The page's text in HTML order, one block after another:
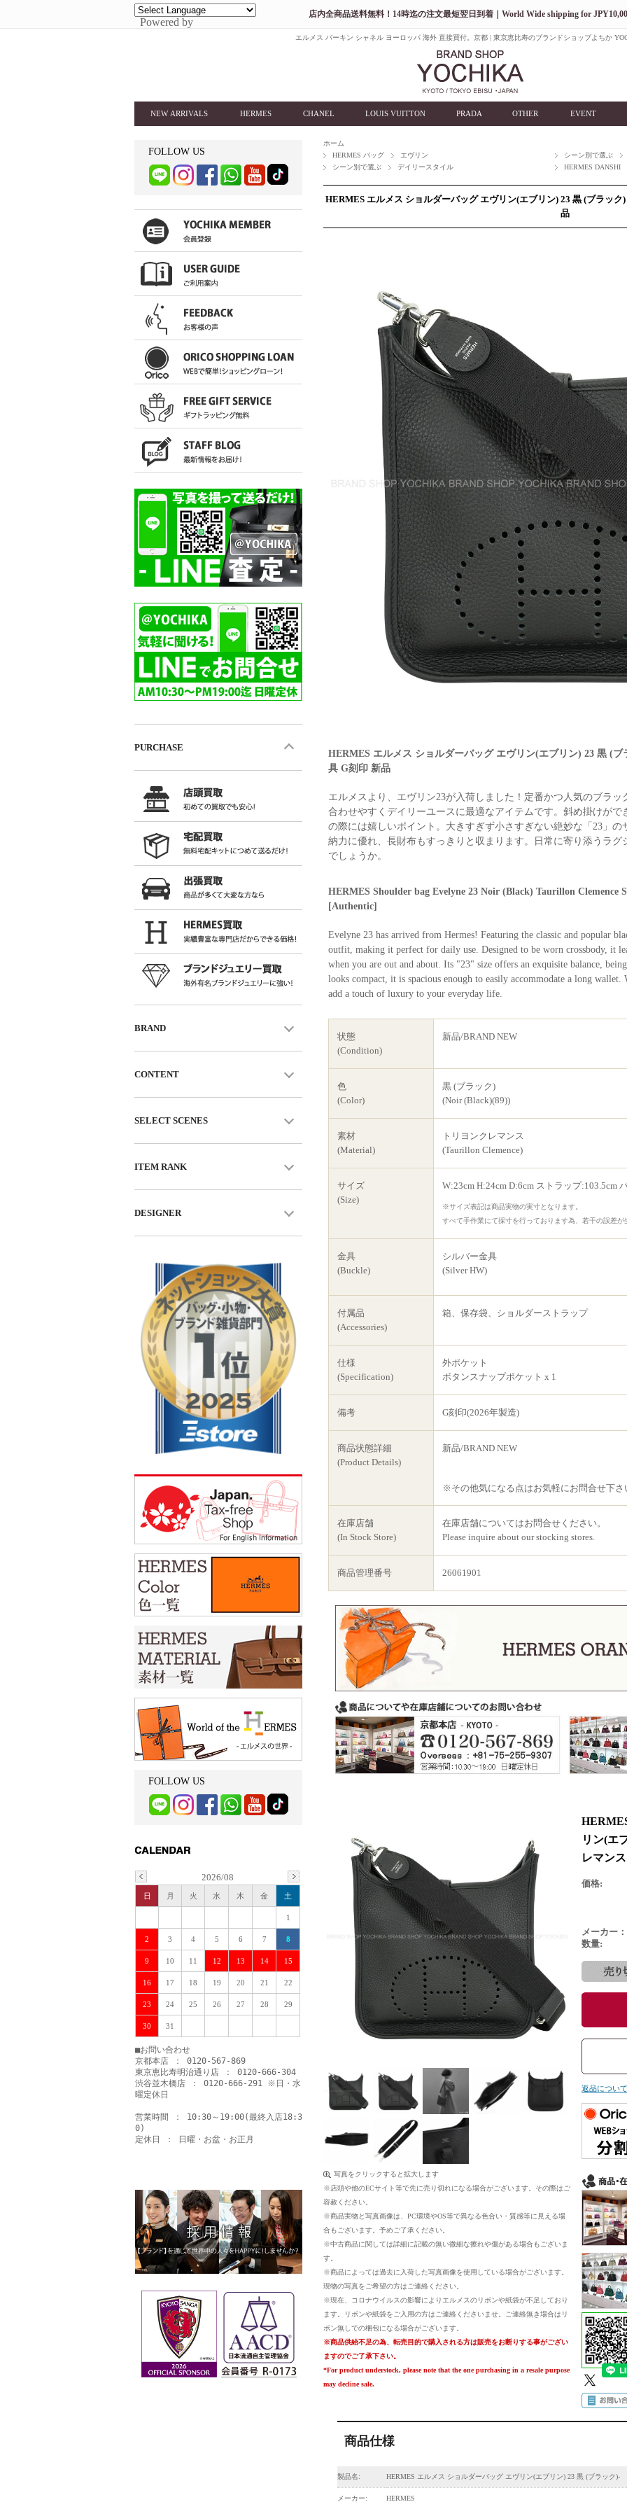
Powered by
店内全商品送料無料！14時迄の注文最短翌日到着｜World Wide shipping for
エルメス バーキン シャネル ヨーロッパ 海外 直接買付。京都 | 東京恵比寿のブランドショップよちか
NEW ARRIVALS HERMES CHANEL LOUIS VUITTON PRADA OTHER EVENT
ホーム
HERMES バッグ
エヴリン
シーン別で選ぶ
シーン別で選ぶ
デイリースタイル HERMES DANSHI
HERMES エルメス ショルダーバッグ エヴリン(エブリン) 23 黒 (ブラッ
品
HERMES エルメス ショルダーバッグ エヴリン(エブリン) 23 黒 (
具 G刻印 新品
エルメスより、エヴリン23が入荷しました！定番かつ人気のブラ
合わせやすくデイリーユースに最適なアイテムです。斜め掛けが
の際には嬉しいポイント。大きすぎず小さすぎない絶妙な「23」
納力に優れ、長財布もすっきりと収まります。日常に寄り添うラ
でしょうか。
HERMES Shoulder bag Evelyne 23 Noir (Black) Taurillon
[Authentic]
Evelyne 23 has arrived from Hermes! Featuring the classic and popular
outfit, making it perfect for daily use. Designed to be worn crossbody, it
when you are out and about. Its "23" size offers an exquisite balance,
looks compact, it is spacious enough to easily accommodate a long
add a touch of luxury to your everyday life.
状態
(Condition)
新品/BRAND NEW
色
(Color)
黒 (ブラック)
(Noir (Black)(89))
素材
(Material)
トリヨンクレマンス
(Taurillon Clemence)
サイズ
(Size)
W:23cm H:24cm D:6cm ストラップ:103.5cm
※サイズ表記は商品実物の実寸となります。
すべて手作業にて採寸を行っております為、若干の誤差
金具
(Buckle)
シルバー金具
(Silver HW)
付属品
(Accessories)
箱、保存袋、ショルダーストラップ
仕様
(Specification)
外ポケット
ボタンスナップポケット x 1
備考 G刻印(2026年製造)
商品状態詳細
(Product Details)
新品/BRAND NEW
※その他気になる点はお気軽にお問合せ下さ
在庫店舗
(In Stock Store)
在庫店舗についてはお問合せください。
Please inquire about our stocking stores.
商品管理番号 26061901
写真をクリックすると拡大します
※店頭や他のECサイト等で先に売り切れになる場合がございます。その際はご
容赦ください。
※商品実物と写真画像は、PC環境やOS等で異なる色合い・質感等に見える場
合もございます。予めご了承ください。
※中古商品に関しては詳細に記載の無い微細な擦れや傷がある場合もございま
す。
※商品によっては過去に入荷した写真画像を使用している場合がございます。
現物の写真をご希望の方はご連絡ください。
※現在、コロナウイルスの影響によりエルメスのリボンや紙袋が不足しており
ます。リボンや紙袋をご入用の方はご連絡くださいませ。ご連絡無き場合はリ
ボン無しでの梱包になる場合がございます。
※商品供給不足の為、転売目的で購入される方は販売をお断りする事がござい
ますのでご了承下さい。
*For product understock, please note that the one purchasing in a resale purpose
may decline sale.
リン(エ
レマン
価格:
メーカー：
数量:
返品につい
商品仕様
製品名: HERMES エルメス ショルダーバッグ エヴリン(エブリン) 23 黒 (ブラック)-
メーカー: HERMES
FOLLOW US
PURCHASE
BRAND
CONTENT
SELECT SCENES
ITEM RANK
DESIGNER
FOLLOW US
2026/08
日 月 火 水 木 金 土
1
2 3 4 5 6 7 8
9 10 11 12 13 14 15
16 17 18 19 20 21 22
23 24 25 26 27 28 29
30 31
■お問い合わせ
京都本店 ： 0120-567-869
東京恵比寿明治通り店 ： 0120-666-304
渋谷並木橋店 ： 0120-666-291 ※日・水
曜定休日
営業時間 ： 10:30～19:00(最終入店18:3
0)
定休日 ： 日曜・お盆・お正月